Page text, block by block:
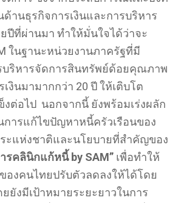
านธุรกิจการเงินและการบริหาร
ปีที่ผ่านมา ทำให้มั่นใจได้ว่าจะ
ในฐานะหน่วยงานภาครัฐที่มี
ริหารจัดการสินทรัพย์ด้อยคุณภาพ
งินมามากกว่า 20 ปี ให้เติบโต
งต่อไป นอกจากนี้ ยังพร้อมเร่งผลัก
ารแก้ไขปัญหาหนี้ครัวเรือนของ
ะแห่งชาติและนโยบายที่สำคัญของ
รคลินิกแก้หนี้ by SAM” เพื่อทำให้
องคนไทยปรับตัวลดลงให้ได้โดย
ยังมีเป้าหมายระยะยาวในการ